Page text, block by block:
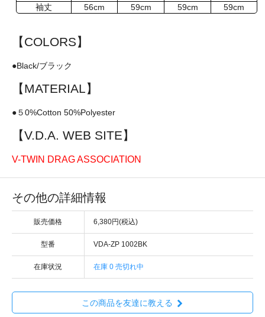
袖丈
56cm 59cm 59cm 59cm
【COLORS】
●Black/ブラック
【MATERIAL】
●５0%Cotton 50%Polyester
【V.D.A. WEB SITE】
V-TWIN DRAG ASSOCIATION
その他の詳細情報
販売価格 6,380円(税込)
型番 VDA-ZP 1002BK
在庫状況 在庫 0 売切れ中
この商品を友達に教える